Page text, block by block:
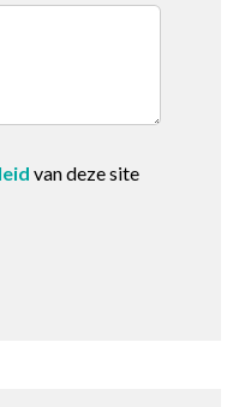
van deze site